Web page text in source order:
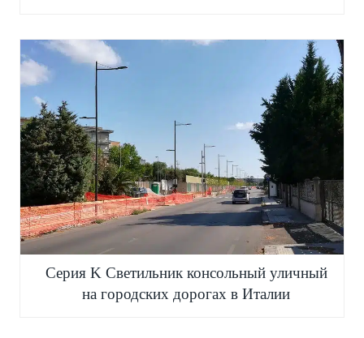
Серия K Светильник консольный уличный
на городских дорогах в Италии